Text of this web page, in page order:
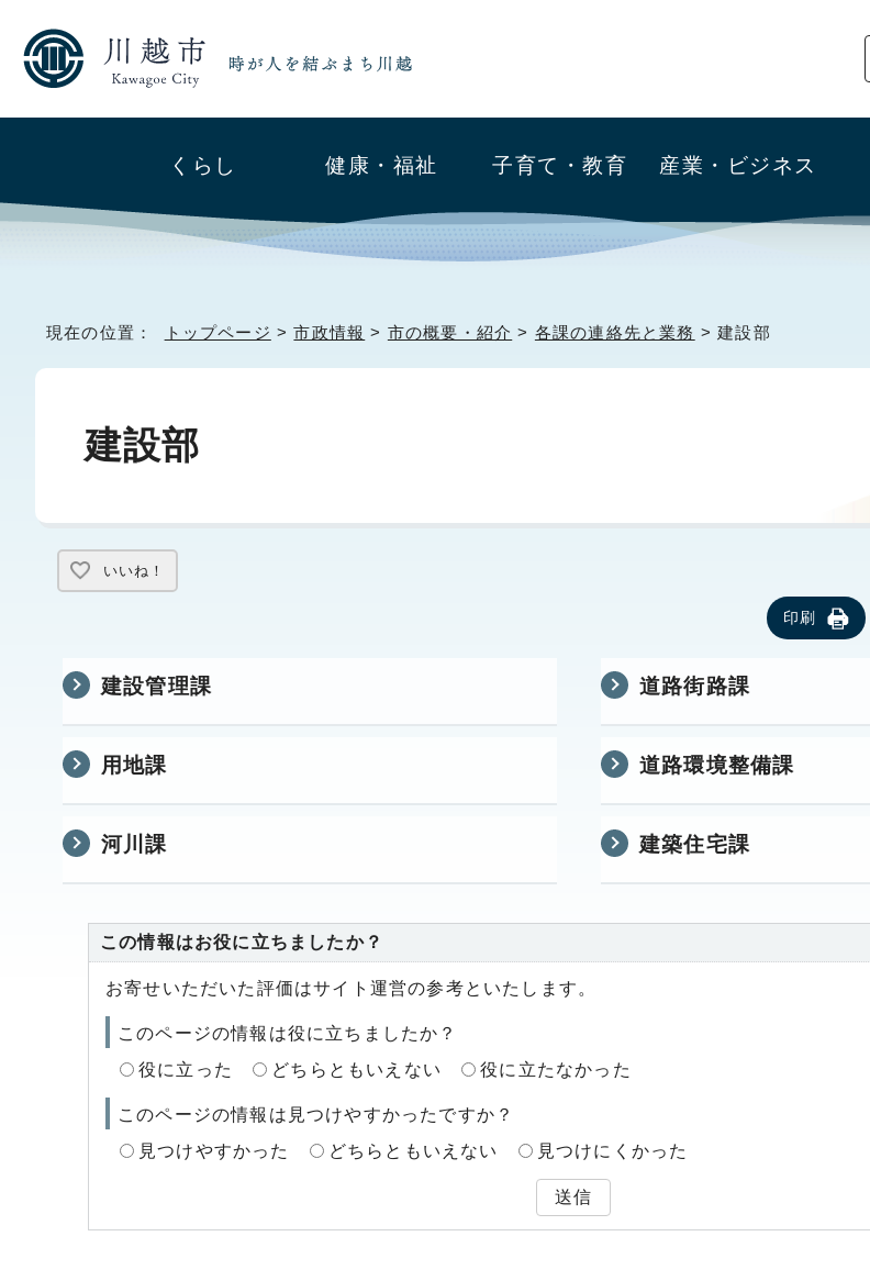
くらし 健康・福祉 子育て・教育 産業・ビジネス
現在の位置： トップページ >市政情報 > 市の概要・紹介 > 各課の連絡先と業務 > 建設部
建設部
いいね！
印刷
建設管理課 道路街路課
用地課 道路環境整備課
河川課 建築住宅課
この情報はお役に立ちましたか？
お寄せいただいた評価はサイト運営の参考といたします。
このページの情報は役に立ちましたか？
役に立った
どちらともいえない 役に立たなかった
このページの情報は見つけやすかったですか？
見つけやすかった
どちらともいえない 見つけにくかった
送信